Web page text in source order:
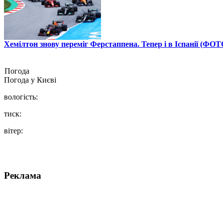
Хемілтон знову переміг Ферстаппена. Тепер і в Іспанії
Погода
Погода у Києві
вологість:
тиск:
вітер:
Реклама